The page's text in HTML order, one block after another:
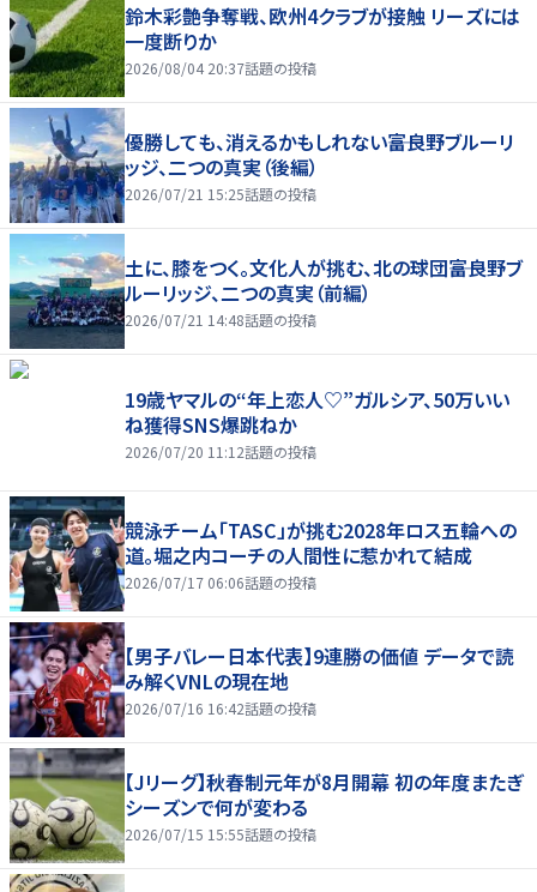
鈴木彩艶争奪戦、欧州4クラブが接触 リーズには
一度断りか
2026/08/04 20:37話題の投稿
優勝しても、消えるかもしれない――富良野ブルーリ
ッジ、二つの真実（後編）
2026/07/21 15:25話題の投稿
土に、膝をつく。文化人が挑む、北の球団――富良野ブ
ルーリッジ、二つの真実（前編）
2026/07/21 14:48話題の投稿
19歳ヤマルの“年上恋人♡”ガルシア、50万いい
ね獲得SNS爆跳ねか
2026/07/20 11:12話題の投稿
競泳チーム「TASC」が挑む2028年ロス五輪への
道。堀之内コーチの人間性に惹かれて結成
2026/07/17 06:06話題の投稿
【男子バレー日本代表】9連勝の価値 データで読
み解くVNLの現在地
2026/07/16 16:42話題の投稿
【Jリーグ】秋春制元年が8月開幕 初の年度またぎ
シーズンで何が変わる
2026/07/15 15:55話題の投稿